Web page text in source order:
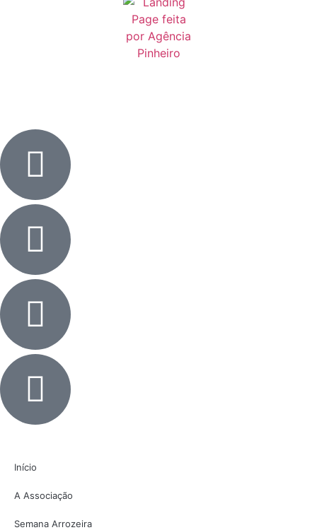
Início
A Associação
Semana Arrozeira